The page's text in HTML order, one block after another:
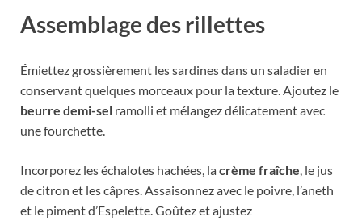
Assemblage des rillettes
Émiettez grossièrement les sardines dans un saladier en
conservant quelques morceaux pour la texture. Ajoutez le
beurre demi-sel ramolli et mélangez délicatement avec
une fourchette.
Incorporez les échalotes hachées, lacrème fraîche , le jus
de citron et les câpres. Assaisonnez avec le poivre, l’aneth
et le piment d’Espelette. Goûtez et ajustez